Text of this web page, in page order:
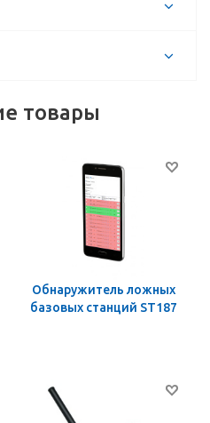
товары
Обнаружитель ложных
базовых станций ST187